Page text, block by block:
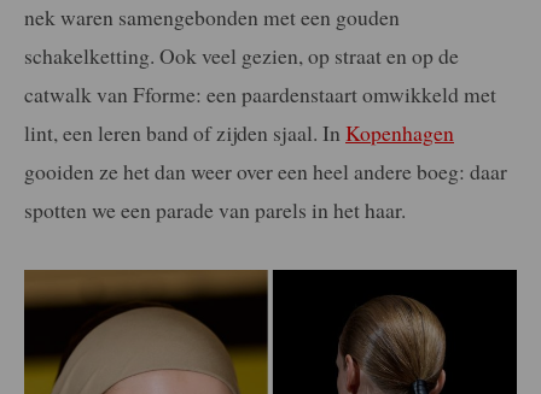
nek waren samengebonden met een gouden
schakelketting. Ook veel gezien, op straat en op de
catwalk van Fforme: een paardenstaart omwikkeld met
lint, een leren band of zijden sjaal. In Kopenhagen
gooiden ze het dan weer over een heel andere boeg: daar
spotten we een parade van parels in het haar.